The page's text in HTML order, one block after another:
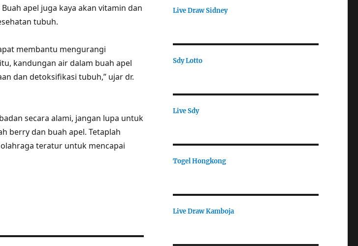
apel juga kaya akan vitamin dan
tubuh.
membantu mengurangi
kandungan air dalam buah apel
dan detoksifikasi tubuh,” ujar dr.
secara alami, jangan lupa untuk
berry dan buah apel. Tetaplah
teratur untuk mencapai
Live Draw Sidney
Sdy Lotto
Live Sdy
Togel Hongkong
Live Draw Kamboja